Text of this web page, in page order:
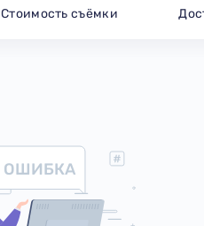
Стоимость съёмки
ОШИБКА